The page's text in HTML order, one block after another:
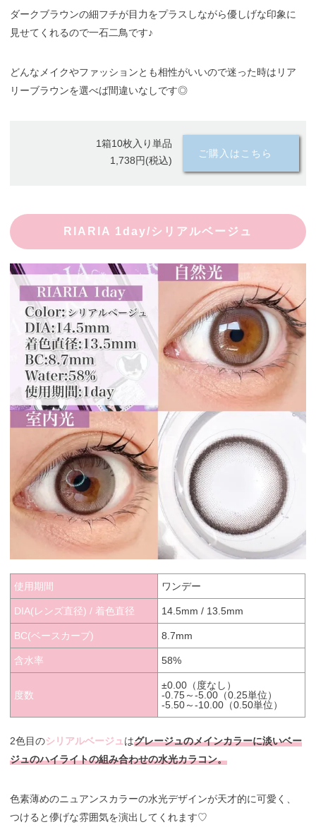
ダークブラウンの細フチが目力をプラスしながら優しげな印象に
見せてくれるので一石二鳥です♪
どんなメイクやファッションとも相性がいいので迷った時はリア
リーブラウンを選べば間違いなしです◎
1箱10枚入り単品
1,738円(税込)
ご購入はこちら
RIARIA 1day/シリアルベージュ
使用期間 ワンデー
DIA(レンズ直径) / 着色直径 14.5mm / 13.5mm
BC(ベースカーブ) 8.7mm
含水率 58%
度数
±0.00（度なし）
-0.75～-5.00（0.25単位）
-5.50～-10.00（0.50単位）
2色目のシリアルベージュはグレージュのメインカラーに淡いベー
ジュのハイライトの組み合わせの水光カラコン。
色素薄めのニュアンスカラーの水光デザインが天才的に可愛く、
つけると儚げな雰囲気を演出してくれます♡